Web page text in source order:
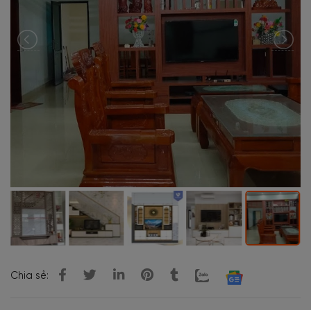
Chia sẻ: